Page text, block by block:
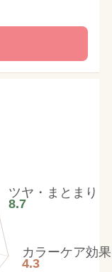
ツヤ・まとまり
8.7
カラーケア効果
4.3